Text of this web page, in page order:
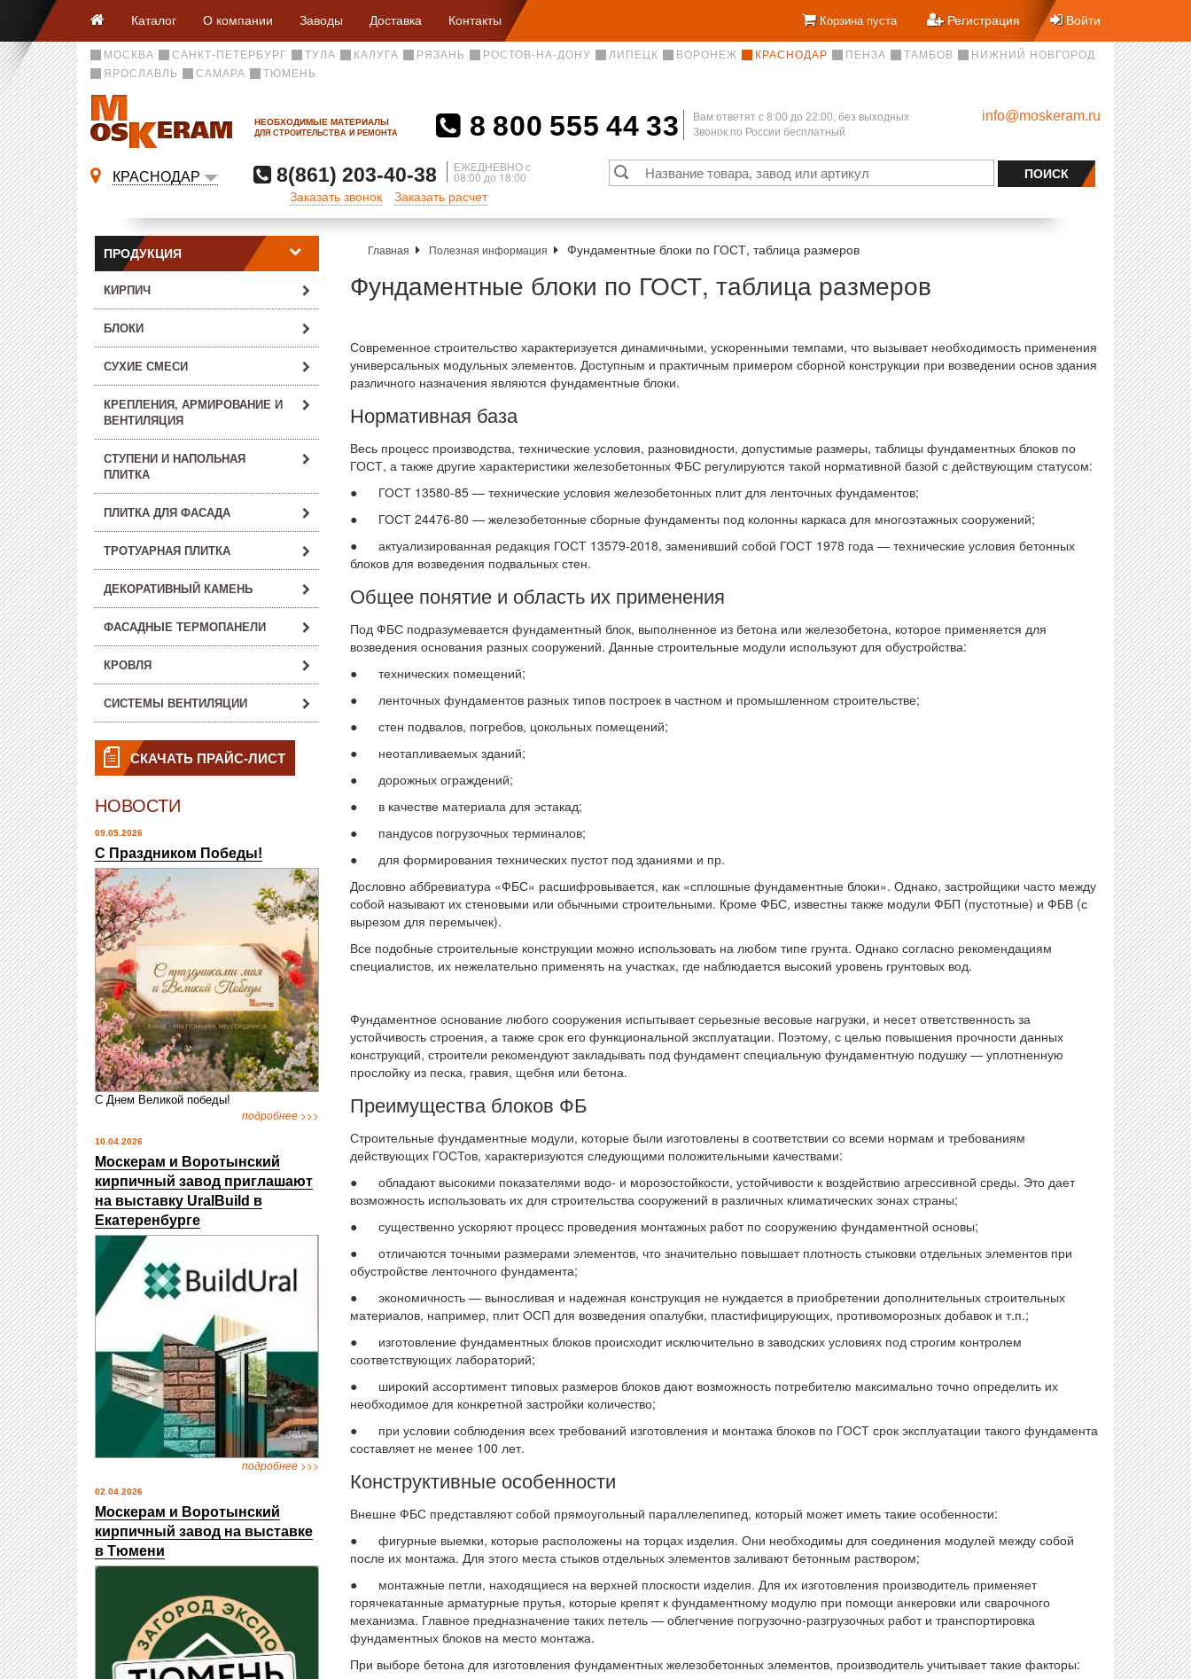
Каталог О компании Заводы Доставка Контакты Корзина пуста Регистрация Войти
МОСКВА САНКТ-ПЕТЕРБУРГ ТУЛА КАЛУГА РЯЗАНЬ РОСТОВ-НА-ДОНУ ЛИПЕЦК ВОРОНЕЖ КРАСНОДАР ПЕНЗА ТАМБОВ
НИЖНИЙ НОВГОРОД
ЯРОСЛАВЛЬ
САМАРА ТЮМЕНЬ
НЕОБХОДИМЫЕ МАТЕРИАЛЫ
ДЛЯ СТРОИТЕЛЬСТВА И РЕМОНТА 8 800 555 44 33
Вам ответят c 8:00 до 22:00, без выходных
Звонок по России бесплатный
info@moskeram.ru
КРАСНОДАР 8(861) 203-40-38 ЕЖЕДНЕВНО с
08:00 до 18:00
Заказать звонок Заказать расчет
ПРОДУКЦИЯ
КИРПИЧ
БЛОКИ
СУХИЕ СМЕСИ
КРЕПЛЕНИЯ, АРМИРОВАНИЕ И
ВЕНТИЛЯЦИЯ
СТУПЕНИ И НАПОЛЬНАЯ
ПЛИТКА
ПЛИТКА ДЛЯ ФАСАДА
ТРОТУАРНАЯ ПЛИТКА
ДЕКОРАТИВНЫЙ КАМЕНЬ
ФАСАДНЫЕ ТЕРМОПАНЕЛИ
КРОВЛЯ
СИСТЕМЫ ВЕНТИЛЯЦИИ
СКАЧАТЬ ПРАЙС-ЛИСТ
НОВОСТИ
09.05.2026
С Праздником Победы!
С Днем Великой победы!
подробнее >>>
10.04.2026
Москерам и Воротынский
кирпичный завод приглашают
на выставку UralBuild в
Екатеренбурге
подробнее >>>
02.04.2026
Москерам и Воротынский
кирпичный завод на выставке
в Тюмени
Главная Полезная информация Фундаментные блоки по ГОСТ, таблица размеров
Фундаментные блоки по ГОСТ, таблица размеров
Современное строительство характеризуется динамичными, ускоренными темпами, что вызывает необходимость применения
универсальных модульных элементов. Доступным и практичным примером сборной конструкции при возведении основ здания
различного назначения являются фундаментные блоки.
Нормативная база
Весь процесс производства, технические условия, разновидности, допустимые размеры, таблицы фундаментных блоков по
ГОСТ, а также другие характеристики железобетонных ФБС регулируются такой нормативной базой с действующим статусом:
● ГОСТ 13580-85 — технические условия железобетонных плит для ленточных фундаментов;
● ГОСТ 24476-80 — железобетонные сборные фундаменты под колонны каркаса для многоэтажных сооружений;
● актуализированная редакция ГОСТ 13579-2018, заменивший собой ГОСТ 1978 года — технические условия бетонных
блоков для возведения подвальных стен.
Общее понятие и область их применения
Под ФБС подразумевается фундаментный блок, выполненное из бетона или железобетона, которое применяется для
возведения основания разных сооружений. Данные строительные модули используют для обустройства:
● технических помещений;
● ленточных фундаментов разных типов построек в частном и промышленном строительстве;
● стен подвалов, погребов, цокольных помещений;
● неотапливаемых зданий;
● дорожных ограждений;
● в качестве материала для эстакад;
● пандусов погрузочных терминалов;
● для формирования технических пустот под зданиями и пр.
Дословно аббревиатура «ФБС» расшифровывается, как «сплошные фундаментные блоки». Однако, застройщики часто между
собой называют их стеновыми или обычными строительными. Кроме ФБС, известны также модули ФБП (пустотные) и ФБВ (с
вырезом для перемычек).
Все подобные строительные конструкции можно использовать на любом типе грунта. Однако согласно рекомендациям
специалистов, их нежелательно применять на участках, где наблюдается высокий уровень грунтовых вод.
Фундаментное основание любого сооружения испытывает серьезные весовые нагрузки, и несет ответственность за
устойчивость строения, а также срок его функциональной эксплуатации. Поэтому, с целью повышения прочности данных
конструкций, строители рекомендуют закладывать под фундамент специальную фундаментную подушку — уплотненную
прослойку из песка, гравия, щебня или бетона.
Преимущества блоков ФБ
Строительные фундаментные модули, которые были изготовлены в соответствии со всеми нормам и требованиям
действующих ГОСТов, характеризуются следующими положительными качествами:
● обладают высокими показателями водо- и морозостойкости, устойчивости к воздействию агрессивной среды. Это дает
возможность использовать их для строительства сооружений в различных климатических зонах страны;
● существенно ускоряют процесс проведения монтажных работ по сооружению фундаментной основы;
● отличаются точными размерами элементов, что значительно повышает плотность стыковки отдельных элементов при
обустройстве ленточного фундамента;
● экономичность — выносливая и надежная конструкция не нуждается в приобретении дополнительных строительных
материалов, например, плит ОСП для возведения опалубки, пластифицирующих, противоморозных добавок и т.п.;
● изготовление фундаментных блоков происходит исключительно в заводских условиях под строгим контролем
соответствующих лабораторий;
● широкий ассортимент типовых размеров блоков дают возможность потребителю максимально точно определить их
необходимое для конкретной застройки количество;
● при условии соблюдения всех требований изготовления и монтажа блоков по ГОСТ срок эксплуатации такого фундамента
составляет не менее 100 лет.
Конструктивные особенности
Внешне ФБС представляют собой прямоугольный параллелепипед, который может иметь такие особенности:
● фигурные выемки, которые расположены на торцах изделия. Они необходимы для соединения модулей между собой
после их монтажа. Для этого места стыков отдельных элементов заливают бетонным раствором;
● монтажные петли, находящиеся на верхней плоскости изделия. Для их изготовления производитель применяет
горячекатанные арматурные прутья, которые крепят к фундаментному модулю при помощи анкеровки или сварочного
механизма. Главное предназначение таких петель — облегчение погрузочно-разгрузочных работ и транспортировка
фундаментных блоков на место монтажа.
При выборе бетона для изготовления фундаментных железобетонных элементов, производитель учитывает такие факторы: